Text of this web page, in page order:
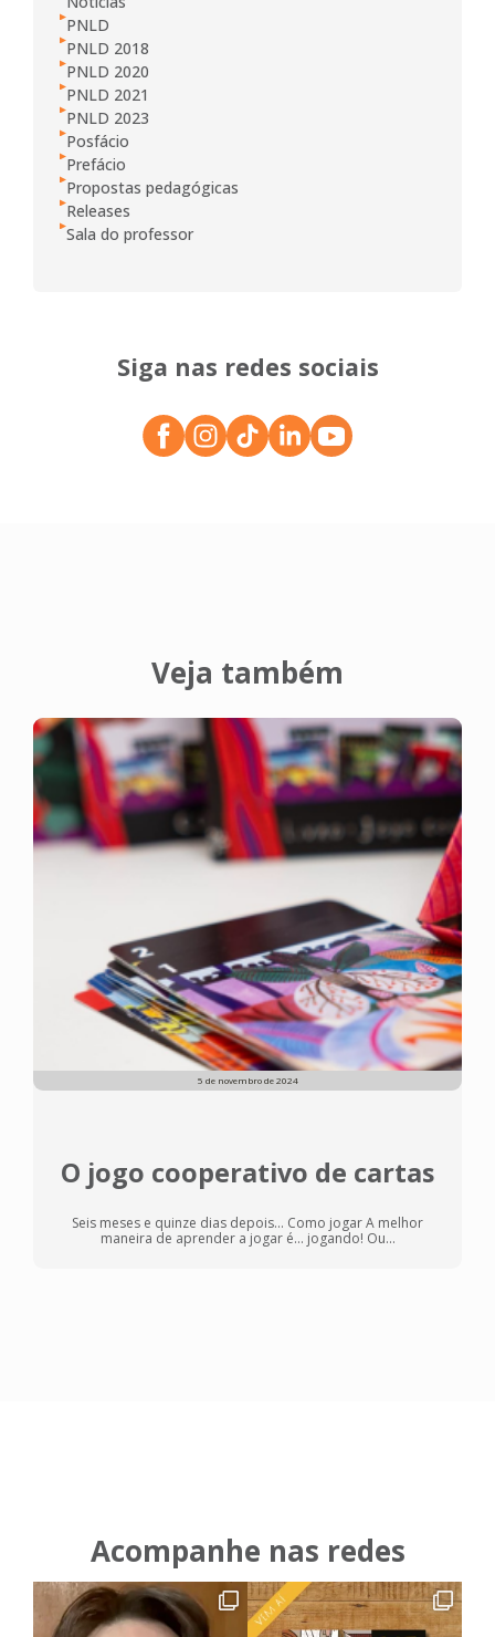
PNLD
PNLD 2018
PNLD 2020
PNLD 2021
PNLD 2023
Posfácio
Prefácio
Propostas pedagógicas
Releases
Sala do professor
Siga nas redes sociais
Veja também
5 de novembro de 2024
O jogo cooperativo de cartas
Seis meses e quinze dias depois... Como jogar A melhor
maneira de aprender a jogar é... jogando! Ou...
Acompanhe nas redes